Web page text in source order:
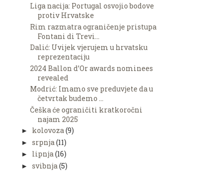
Liga nacija: Portugal osvojio bodove
protiv Hrvatske
Rim razmatra ograničenje pristupa
Fontani di Trevi...
Dalić: Uvijek vjerujem u hrvatsku
reprezentaciju
2024 Ballon d’Or awards nominees
revealed
Modrić: Imamo sve preduvjete da u
četvrtak budemo ...
Češka će ograničiti kratkoročni
najam 2025
► kolovoza(9)
► srpnja (11)
► lipnja(16)
► svibnja (5)